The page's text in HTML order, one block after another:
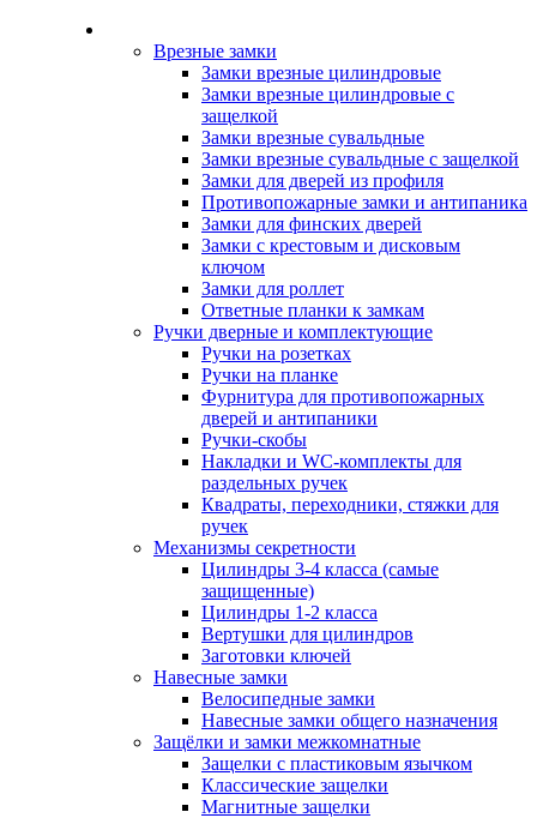
Врезные замки
Замки врезные цилиндровые
Замки врезные цилиндровые с
защелкой
Замки врезные сувальдные
Замки врезные сувальдные с защелкой
Замки для дверей из профиля
Противопожарные замки и антипаника
Замки для финских дверей
Замки с крестовым и дисковым
ключом
Замки для роллет
Ответные планки к замкам
Ручки дверные и комплектующие
Ручки на розетках
Ручки на планке
Фурнитура для противопожарных
дверей и антипаники
Ручки-скобы
Накладки и WC-комплекты для
раздельных ручек
Квадраты, переходники, стяжки для
ручек
Механизмы секретности
Цилиндры 3-4 класса (самые
защищенные)
Цилиндры 1-2 класса
Вертушки для цилиндров
Заготовки ключей
Навесные замки
Велосипедные замки
Навесные замки общего назначения
Защёлки и замки межкомнатные
Защелки с пластиковым язычком
Классические защелки
Магнитные защелки